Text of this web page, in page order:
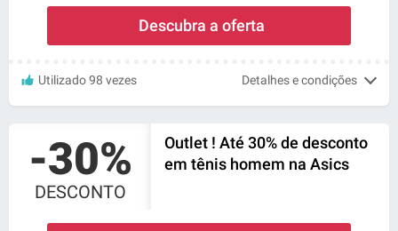
Descubra a oferta
Utilizado 98 vezes Detalhes e condições
-30%
DESCONTO
Outlet ! Até 30% de desconto
em tênis homem na Asics